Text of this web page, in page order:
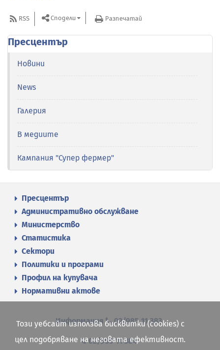
RSS Сподели Разпечатай
Пресцентър
Новини
News
Галерия
В медиите
Кампания "Супер фермер"
Пресцентър
Административно обслужване
Министерство
Статистика
Сектори
Политики и програми
Профил на купувача
Нормативни актове
Информация 02/985 11 383
02/985 11 384
Този уебсайт използва бисквитки (cookies) с
цел подобряване на неговата ефективност.